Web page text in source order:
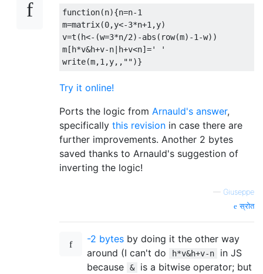
function(n){n=n-1
m=matrix(0,y<-3*n+1,y)
v=t ( h<-(w=3*n/2)-abs ( row(m) -1-w))
m [ h*v&h+v-n h+v<n]=' '
write(m,1,y,, "")}
Try it online!
Ports the logic from Arnauld's answer,
specifically this revision in case there are
further improvements. Another 2 bytes
saved thanks to Arnauld's suggestion of
inverting the logic!
— Giuseppe
स्रोत
-2 bytes by doing it the other way
around (I can't do
h*v&h+v-n
in JS
because
& is a bitwise operator; but